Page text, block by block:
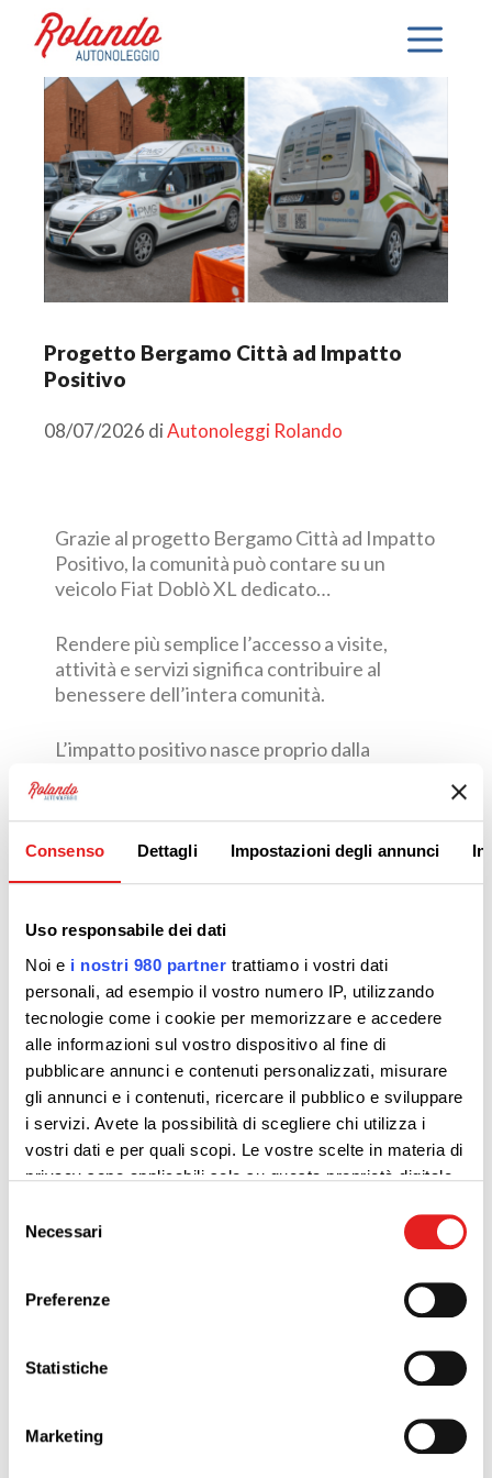
Consenso Dettagli Impostazioni degli annunci
Uso responsabile dei dati
Noi e i nostri 980 partner trattiamo i vostri dati
personali, ad esempio il vostro numero IP, utilizzando
tecnologie come i cookie per memorizzare e accedere
alle informazioni sul vostro dispositivo al fine di
pubblicare annunci e contenuti personalizzati, misurare
gli annunci e i contenuti, ricercare il pubblico e sviluppare
i servizi. Avete la possibilità di scegliere chi utilizza i
vostri dati e per quali scopi. Le vostre scelte in materia di
privacy sono applicabili solo su questa proprietà digitale
modificare o revocare il proprio consenso in qualsiasi
momento dalla Dichiarazione sui cookie o facendo clic
e imposta le tue preferenze nella
sezione dettagli. Puoi
modificare o ritirare il tuo consenso in qualsiasi momento
delNecessari
Preferenze
Statistiche
Marketing
Progetto Bergamo Città ad Impatto
Positivo
08/07/2026 diAutonoleggi Rolando
Grazie al progetto Bergamo Città ad Impatto
Positivo, la comunità può contare su un
veicolo Fiat Doblò XL dedicato
fragilità, un supporto concreto per facilitare
gli spostamenti quotidiani. Il veicolo sarà
anche a disposizione dell’Associazione I
Rendere più semplice l’accesso a visite,
attività e servizi significa contribuire al
benessere dell’intera comunità.
L’impatto positivo nasce proprio dalla
utili, capaci di creare vicinanza e inclusione.
Anche noi abbiamo avuto il piacere di
partecipare al progetto.